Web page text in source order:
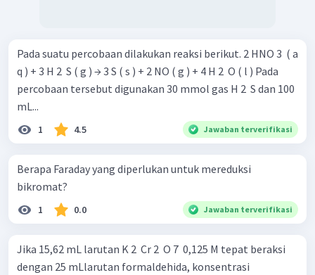
Pada suatu percobaan dilakukan reaksi berikut. 2 HNO 3 ​ ( a
q ) + 3 H 2 ​ S ( g ) → 3 S ( s ) + 2 NO ( g ) + 4 H 2 ​ O ( l ) Pada
percobaan tersebut digunakan 30 mmol gas H 2 ​ S dan 100
mL...
1 4.5 Jawaban terverifikasi
Berapa Faraday yang diperlukan untuk mereduksi
bikromat?
1 0.0 Jawaban terverifikasi
Jika 15,62 mL larutan K 2 ​ Cr 2 ​ O 7 ​ 0,125 M tepat beraksi
dengan 25 mLlarutan formaldehida, konsentrasi